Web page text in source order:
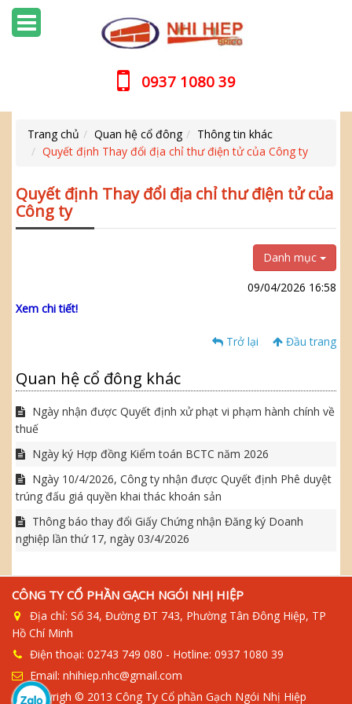
0937 1080 39
Trang chủ Quan hệ cổ đông
Thông tin khác
Quyết định Thay đổi địa chỉ thư điện tử của Công ty
Quyết định Thay đổi địa chỉ thư điện tử của
Công ty
Danh mục
09/04/2026 16:58
Xem chi tiết!
Trở lại Đầu trang
Quan hệ cổ đông khác
Ngày nhận được Quyết định xử phạt vi phạm hành chính về
thuế
Ngày ký Hợp đồng Kiểm toán BCTC năm 2026
Ngày 10/4/2026, Công ty nhận được Quyết định Phê duyệt
trúng đấu giá quyền khai thác khoán sản
Thông báo thay đổi Giấy Chứng nhận Đăng ký Doanh
nghiệp lần thứ 17, ngày 03/4/2026
CÔNG TY CỔ PHẦN GẠCH NGÓI NHỊ HIỆP
Địa chỉ: Số 34, Đường ĐT 743, Phường Tân Đông Hiệp, TP
Hồ Chí Minh
Điện thoại: 02743 749 080 - Hotline: 0937 1080 39
Email: nhihiep.nhc@gmail.com
Copyrigh © 2013 Công Ty Cổ phần Gạch Ngói Nhị Hiệp